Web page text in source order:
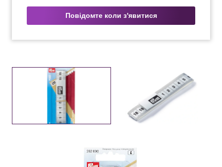
Повідомте коли з'явитися